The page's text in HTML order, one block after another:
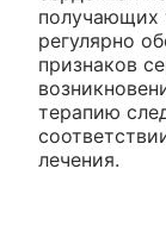
получающих
регулярно
признаков
терапию
лечения.